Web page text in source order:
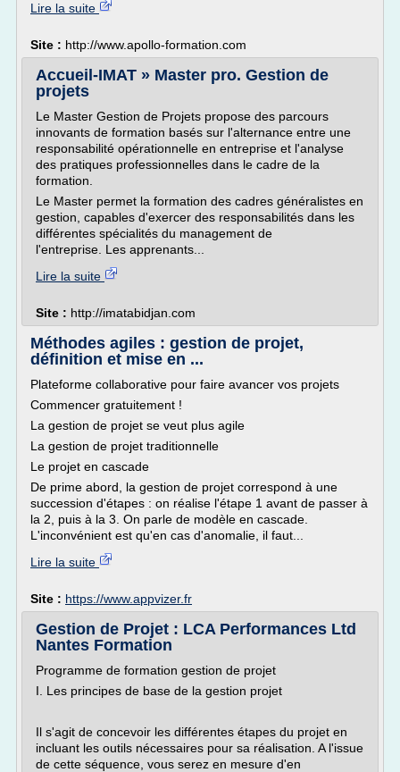
Lire la suite
Site : http://www.apollo-formation.com
Accueil-IMAT » Master pro. Gestion de
projets
Le Master Gestion de Projets propose des parcours
innovants de formation basés sur l'alternance entre une
responsabilité opérationnelle en entreprise et l'analyse
des pratiques professionnelles dans le cadre de la
formation.
Le Master permet la formation des cadres généralistes en
gestion, capables d'exercer des responsabilités dans les
différentes spécialités du management de
l'entreprise. Les apprenants...
Lire la suite
Site : http://imatabidjan.com
Méthodes agiles : gestion de projet,
définition et mise en ...
Plateforme collaborative pour faire avancer vos projets
Commencer gratuitement !
La gestion de projet se veut plus agile
La gestion de projet traditionnelle
Le projet en cascade
De prime abord, la gestion de projet correspond à une
succession d'étapes : on réalise l'étape 1 avant de passer à
la 2, puis à la 3. On parle de modèle en cascade.
L'inconvénient est qu'en cas d'anomalie, il faut...
Lire la suite
Site : https://www.appvizer.fr
Gestion de Projet : LCA Performances Ltd
Nantes Formation
Programme de formation gestion de projet
I. Les principes de base de la gestion projet
Il s'agit de concevoir les différentes étapes du projet en
incluant les outils nécessaires pour sa réalisation. A l'issue
de cette séquence, vous serez en mesure d'en